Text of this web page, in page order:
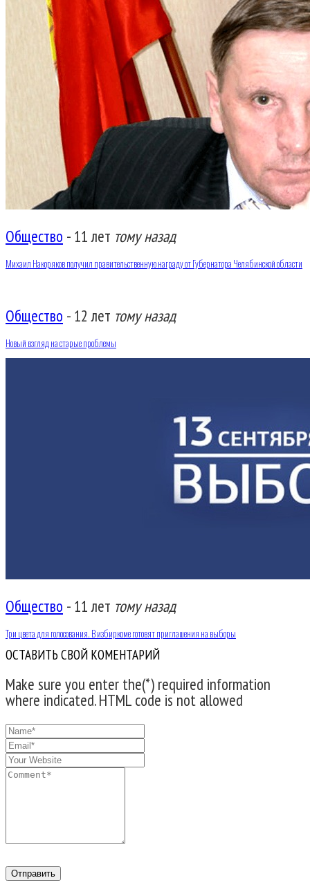
Общество - 11 лет тому назад
Михаил Накоряков получил правительственную награду от Губернатора Челябинской области
Общество - 12 лет тому назад
Новый взгляд на старые проблемы
Общество - 11 лет тому назад
Три цвета для голосования. В избиркоме готовят приглашения на выборы
ОСТАВИТЬ СВОЙ КОМЕНТАРИЙ
Make sure you enter the(*) required information
where indicated. HTML code is not allowed